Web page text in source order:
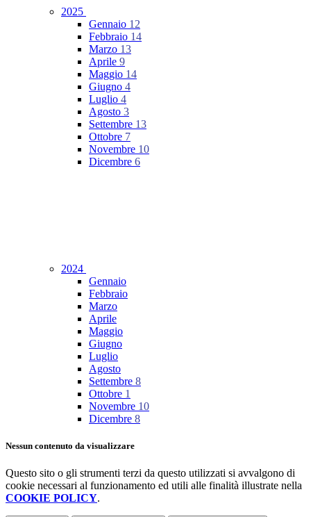
2025
Gennaio 12
Febbraio 14
Marzo 13
Aprile 9
Maggio 14
Giugno 4
Luglio 4
Agosto 3
Settembre 13
Ottobre 7
Novembre 10
Dicembre 6
2024
Gennaio
Febbraio
Marzo
Aprile
Maggio
Giugno
Luglio
Agosto
Settembre 8
Ottobre 1
Novembre 10
Dicembre 8
Nessun contenuto da visualizzare
Questo sito o gli strumenti terzi da questo utilizzati si avvalgono di
cookie necessari al funzionamento ed utili alle finalità illustrate nella
COOKIE POLICY.